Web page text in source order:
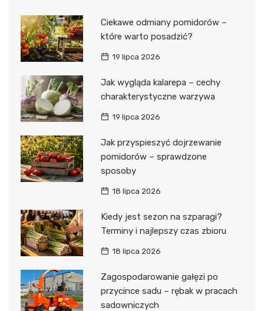
Ciekawe odmiany pomidorów –
które warto posadzić?
19 lipca 2026
Jak wygląda kalarepa – cechy
charakterystyczne warzywa
19 lipca 2026
Jak przyspieszyć dojrzewanie
pomidorów – sprawdzone
sposoby
18 lipca 2026
Kiedy jest sezon na szparagi?
Terminy i najlepszy czas zbioru
18 lipca 2026
Zagospodarowanie gałęzi po
przycince sadu – rębak w pracach
sadowniczych